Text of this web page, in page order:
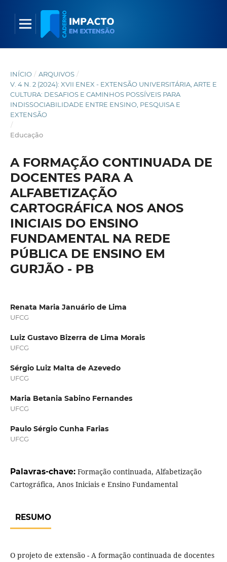
INÍCIO / ARQUIVOS /
V. 4 N. 2 (2024): XVII ENEX - EXTENSÃO UNIVERSITÁRIA, ARTE E
CULTURA: DESAFIOS E CAMINHOS POSSÍVEIS PARA
INDISSOCIABILIDADE ENTRE ENSINO, PESQUISA E
EXTENSÃO
/
Educação
A FORMAÇÃO CONTINUADA DE
DOCENTES PARA A
ALFABETIZAÇÃO
CARTOGRÁFICA NOS ANOS
INICIAIS DO ENSINO
FUNDAMENTAL NA REDE
PÚBLICA DE ENSINO EM
GURJÃO - PB
Renata Maria Januário de Lima
UFCG
Luiz Gustavo Bizerra de Lima Morais
UFCG
Sérgio Luiz Malta de Azevedo
UFCG
Maria Betania Sabino Fernandes
UFCG
Paulo Sérgio Cunha Farias
UFCG
Palavras-chave: Formação continuada, Alfabetização
Cartográfica, Anos Iniciais e Ensino Fundamental
RESUMO
O projeto de extensão - A formação continuada de docentes